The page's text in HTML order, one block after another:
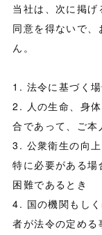
当社は、次に掲
同意を得ないで
ん。
1. 法令に基づく
2. 人の生命、身
合であって、ご本
3. 公衆衛生の向
特に必要がある
困難であるとき
4. 国の機関もし
者が法令の定め